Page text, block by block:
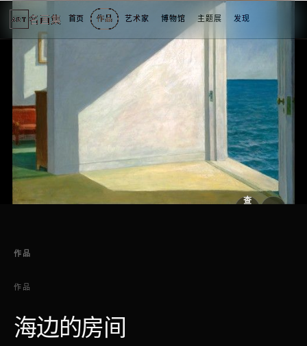
ART 名画集 首页 作品 艺术家 博物馆 主题展 发现
查
作品
作品
海边的房间